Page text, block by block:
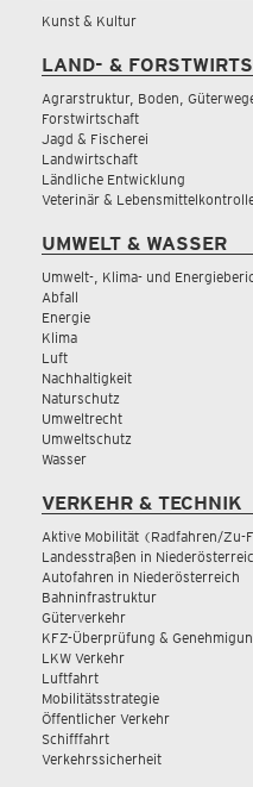
Kunst & Kultur
LAND- &
Agrarstruktur, Boden,
Forstwirtschaft
Jagd & Fischerei
Landwirtschaft
Ländliche Entwicklung
Veterinär &
UMWELT & WASSER
Umwelt-, Klima- und
Abfall
Energie
Klima
Luft
Nachhaltigkeit
Naturschutz
Umweltrecht
Umweltschutz
Wasser
VERKEHR & TECHNIK
Aktive Mobilität (Radfahren/Zu-
Landesstraßen in
Autofahren in Niederösterreich
Bahninfrastruktur
Güterverkehr
KFZ-Überprüfung &
LKW Verkehr
Luftfahrt
Mobilitätsstrategie
Öffentlicher Verkehr
Schifffahrt
Verkehrssicherheit